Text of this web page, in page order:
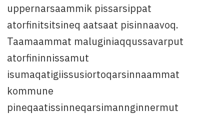
uppernarsaammik pissarsippat
atorfinitsitsineq aatsaat pisinnaavoq.
Taamaammat maluginiaqqussavarput
atorfininnissamut
isumaqatigiissusiortoqarsinnaammat
kommune
pineqaatissinneqarsimannginnermut